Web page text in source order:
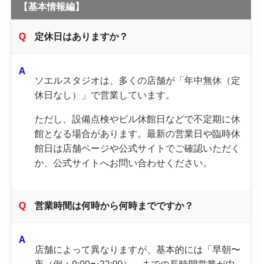
【基本情報編】
定休日はありますか？
ソエルスタジオは、多くの店舗が「年中無休（定
休日なし）」で営業しています。
ただし、設備点検やビル休館日などで不定期に休
館となる場合があります。最新の営業日や臨時休
館日は店舗ページや公式サイトでご確認いただく
か、公式サイトへお問い合わせください。
営業時間は何時から何時までですか？
店舗によって異なりますが、基本的には「早朝〜